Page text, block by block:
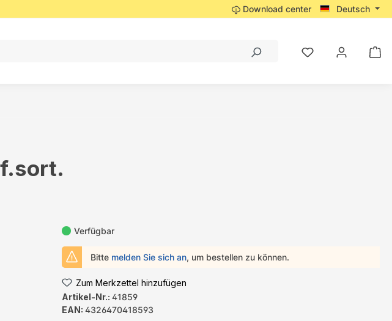
Download center Deutsch
Verfügbar
Bitte melden Sie sich an, um bestellen zu können.
Zum Merkzettel hinzufügen
Artikel-Nr.: 41859
EAN: 4326470418593